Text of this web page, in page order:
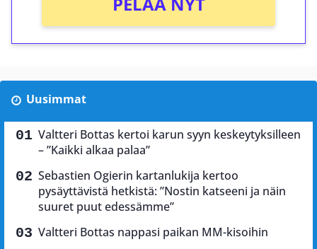
Uusimmat
Valtteri Bottas kertoi karun syyn keskeytyksilleen
– ”Kaikki alkaa palaa”
Sebastien Ogierin kartanlukija kertoo
pysäyttävistä hetkistä: ”Nostin katseeni ja näin
suuret puut edessämme”
Valtteri Bottas nappasi paikan MM-kisoihin